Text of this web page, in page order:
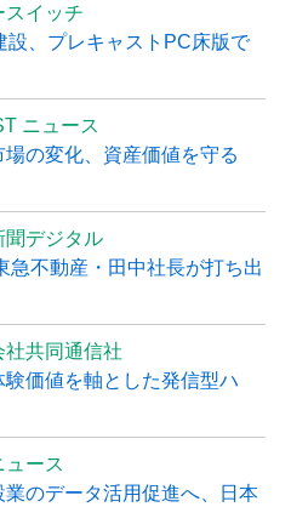
スイッチ
、プレキャストPC床版で
ニュース
の変化、資産価値を守る
聞デジタル
急不動産・田中社長が打ち出
社共同通信社
価値を軸とした発信型ハ
ュース
のデータ活用促進へ、日本